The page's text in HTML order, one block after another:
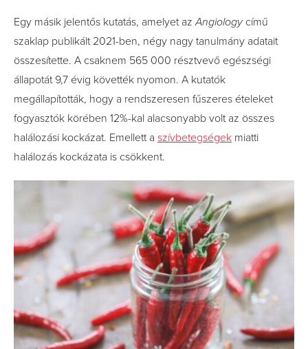
Egy másik jelentős kutatás, amelyet azAngiologycímű
szaklap publikált 2021-ben, négy nagy tanulmány adatait
összesítette. A csaknem 565 000 résztvevő egészségi
állapotát 9,7 évig követték nyomon. A kutatók
megállapították, hogy a rendszeresen fűszeres ételeket
fogyasztók körében 12%-kal alacsonyabb volt az összes
halálozási kockázat. Emellett a szívbetegségek miatti
halálozás kockázata is csökkent.